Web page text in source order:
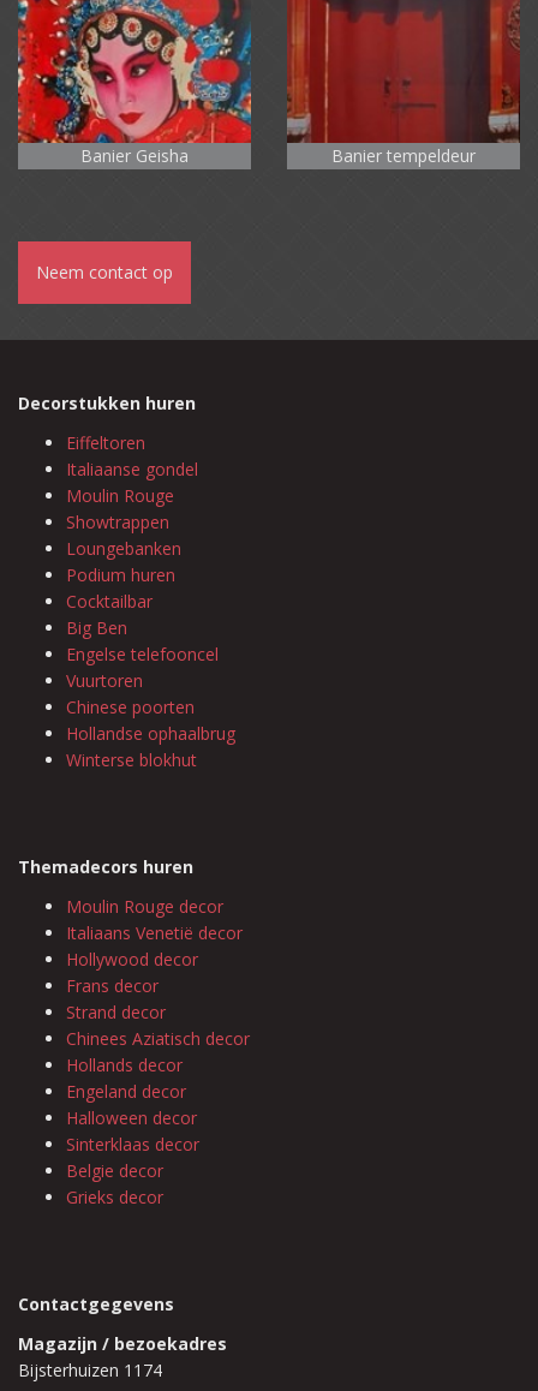
Banier Geisha Banier tempeldeur
Neem contact op
Decorstukken huren
Eiffeltoren
Italiaanse gondel
Moulin Rouge
Showtrappen
Loungebanken
Podium huren
Cocktailbar
Big Ben
Engelse telefooncel
Vuurtoren
Chinese poorten
Hollandse ophaalbrug
Winterse blokhut
Themadecors huren
Moulin Rouge decor
Italiaans Venetië decor
Hollywood decor
Frans decor
Strand decor
Chinees Aziatisch decor
Hollands decor
Engeland decor
Halloween decor
Sinterklaas decor
Belgie decor
Grieks decor
Contactgegevens
Magazijn / bezoekadres
Bijsterhuizen 1174